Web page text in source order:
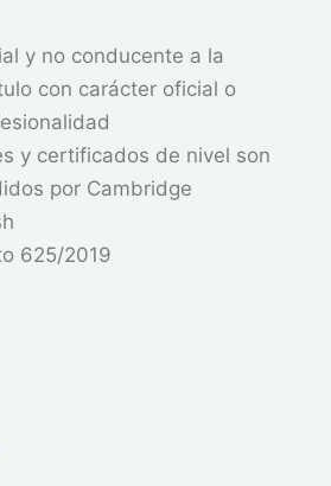
y no conducente a la
con carácter oficial o
y certificados de nivel son
por Cambridge
625/2019